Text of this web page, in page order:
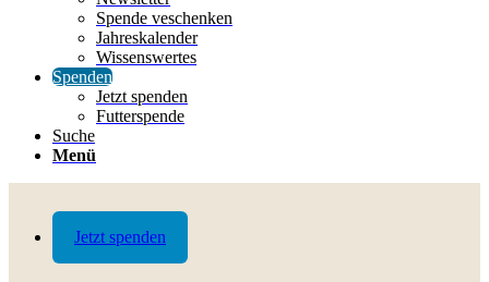
Jetzt spenden
Spende veschenken
Jahreskalender
Wissenswertes
Spenden
Jetzt spenden
Futterspende
Suche
Menü